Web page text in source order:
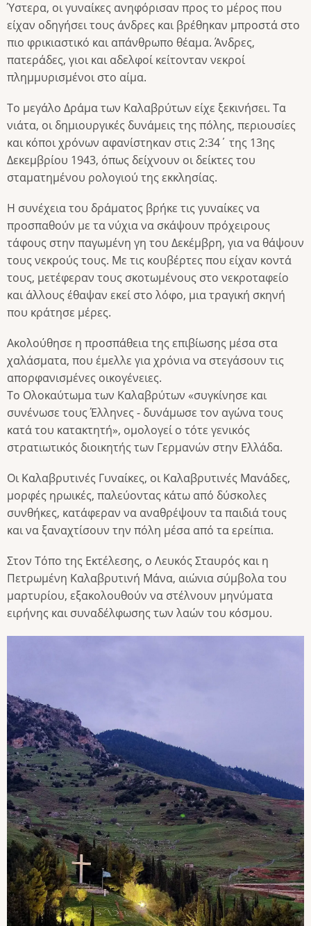
Ύστερα, οι γυναίκες ανηφόρισαν προς το μέρος που
είχαν οδηγήσει τους άνδρες και βρέθηκαν μπροστά στο
πιο φρικιαστικό και απάνθρωπο θέαμα. Άνδρες,
πατεράδες, γιοι και αδελφοί κείτονταν νεκροί
πλημμυρισμένοι στο αίμα.
Το μεγάλο Δράμα των Καλαβρύτων είχε ξεκινήσει. Τα
νιάτα, οι δημιουργικές δυνάμεις της πόλης, περιουσίες
και κόποι χρόνων αφανίστηκαν στις 2:34΄ της 13ης
Δεκεμβρίου 1943, όπως δείχνουν οι δείκτες του
σταματημένου ρολογιού της εκκλησίας.
Η συνέχεια του δράματος βρήκε τις γυναίκες να
προσπαθούν με τα νύχια να σκάψουν πρόχειρους
τάφους στην παγωμένη γη του Δεκέμβρη, για να θάψουν
τους νεκρούς τους. Με τις κουβέρτες που είχαν κοντά
τους, μετέφεραν τους σκοτωμένους στο νεκροταφείο
και άλλους έθαψαν εκεί στο λόφο, μια τραγική σκηνή
που κράτησε μέρες.
Ακολούθησε η προσπάθεια της επιβίωσης μέσα στα
χαλάσματα, που έμελλε για χρόνια να στεγάσουν τις
απορφανισμένες οικογένειες.
Το Ολοκαύτωμα των Καλαβρύτων «συγκίνησε και
συνένωσε τους Έλληνες - δυνάμωσε τον αγώνα τους
κατά του κατακτητή», ομολογεί ο τότε γενικός
στρατιωτικός διοικητής των Γερμανών στην Ελλάδα.
Οι Καλαβρυτινές Γυναίκες, οι Καλαβρυτινές Μανάδες,
μορφές ηρωικές, παλεύοντας κάτω από δύσκολες
συνθήκες, κατάφεραν να αναθρέψουν τα παιδιά τους
και να ξαναχτίσουν την πόλη μέσα από τα ερείπια.
Στον Τόπο της Εκτέλεσης, ο Λευκός Σταυρός και η
Πετρωμένη Καλαβρυτινή Μάνα, αιώνια σύμβολα του
μαρτυρίου, εξακολουθούν να στέλνουν μηνύματα
ειρήνης και συναδέλφωσης των λαών του κόσμου.